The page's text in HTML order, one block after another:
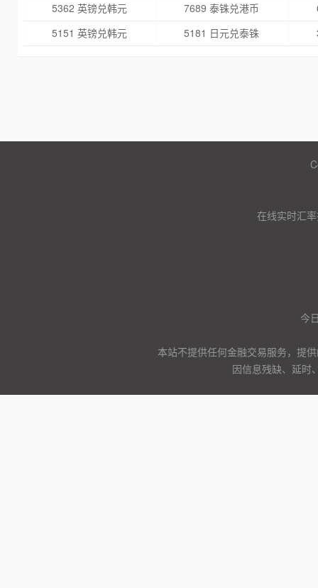
5362 英镑兑韩元
7689 泰铢兑港币
5151 英镑兑韩元
5181 日元兑泰铢
在线实时汇
今
本站不提供任何金融交易服务，提
因信息残缺、延时